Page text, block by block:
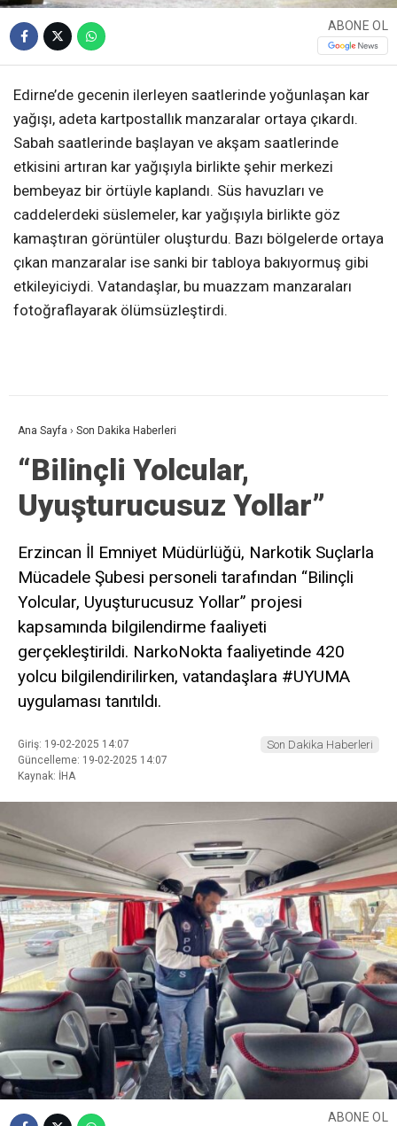
ABONE OL
Edirne’de gecenin ilerleyen saatlerinde yoğunlaşan kar
yağışı, adeta kartpostallık manzaralar ortaya çıkardı.
Sabah saatlerinde başlayan ve akşam saatlerinde
etkisini artıran kar yağışıyla birlikte şehir merkezi
bembeyaz bir örtüyle kaplandı. Süs havuzları ve
caddelerdeki süslemeler, kar yağışıyla birlikte göz
kamaştıran görüntüler oluşturdu. Bazı bölgelerde ortaya
çıkan manzaralar ise sanki bir tabloya bakıyormuş gibi
etkileyiciydi. Vatandaşlar, bu muazzam manzaraları
fotoğraflayarak ölümsüzleştirdi.
Ana Sayfa › Son Dakika Haberleri
“Bilinçli Yolcular,
Uyuşturucusuz Yollar”
Erzincan İl Emniyet Müdürlüğü, Narkotik Suçlarla
Mücadele Şubesi personeli tarafından “Bilinçli
Yolcular, Uyuşturucusuz Yollar” projesi
kapsamında bilgilendirme faaliyeti
gerçekleştirildi. NarkoNokta faaliyetinde 420
yolcu bilgilendirilirken, vatandaşlara #UYUMA
uygulaması tanıtıldı.
Giriş: 19-02-2025 14:07
Güncelleme: 19-02-2025 14:07
Kaynak: İHA
Son Dakika Haberleri
ABONE OL